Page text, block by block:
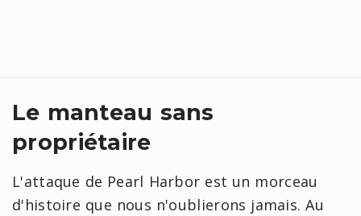
Le manteau sans
propriétaire
L'attaque de Pearl Harbor est un morceau
d'histoire que nous n'oublierons jamais. Au